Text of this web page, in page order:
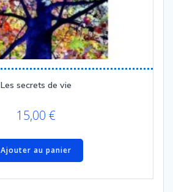
Les secrets de vie
15,00 €
Ajouter au panier